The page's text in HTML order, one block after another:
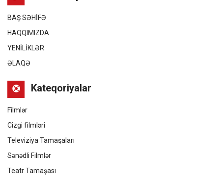
BAŞ SƏHİFƏ
HAQQIMIZDA
YENİLİKLƏR
ƏLAQƏ
Kateqoriyalar
Filmlər
Cizgi filmləri
Televiziya Tamaşaları
Sənədli Filmlər
Teatr Tamaşası